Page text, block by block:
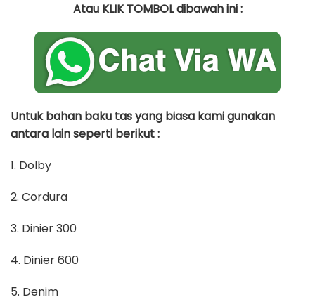
Atau KLIK TOMBOL dibawah ini :
Untuk bahan baku tas yang biasa kami gunakan
antara lain seperti berikut :
1. Dolby
2. Cordura
3. Dinier 300
4. Dinier 600
5. Denim